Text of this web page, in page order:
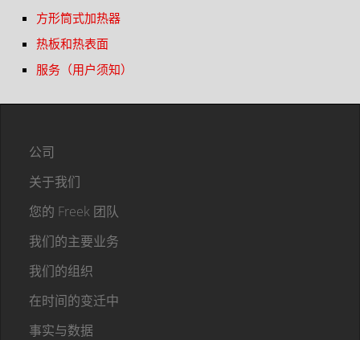
方形筒式加热器
热板和热表面
服务（用户须知）
公司
关于我们
您的 Freek 团队
我们的主要业务
我们的组织
在时间的变迁中
事实与数据